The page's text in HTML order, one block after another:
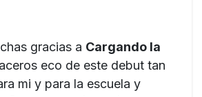
gracias a Cargando la
eco de este debut tan
mi y para la escuela y